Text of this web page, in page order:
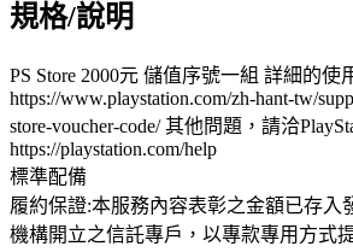
規格/說明
PS Store 2000元 儲值序號一組 詳細的使
https://www.playstation.com/zh-hant-tw/
store-voucher-code/ 其他問題，請洽
https://playstation.com/help
標準配備
履約保證:本服務內容表彰之金額已存入
機構開立之信託專戶，以專款專用方式